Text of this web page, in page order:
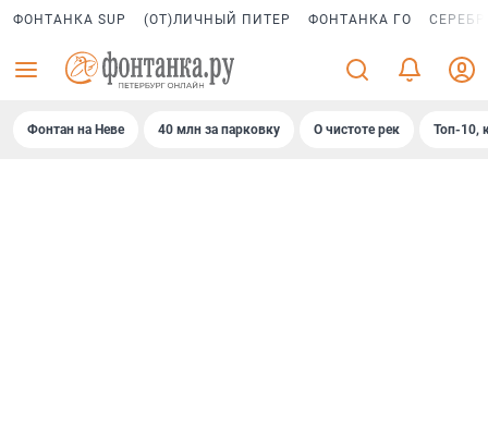
ФОНТАНКА SUP (ОТ)ЛИЧНЫЙ ПИТЕР ФОНТАНКА ГО
Фонтан на Неве 40 млн за парковку О чистоте рек Топ-10,